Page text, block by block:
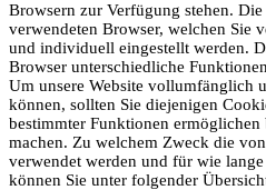
Browsern zur Verfügung stehen.
verwendeten Browser, welchen Sie
und individuell eingestellt werden.
Browser unterschiedliche
Um unsere Website vollumfänglich
können, sollten Sie diejenigen
bestimmter Funktionen
machen. Zu welchem Zweck die
verwendet werden und für wie
können Sie unter folgender